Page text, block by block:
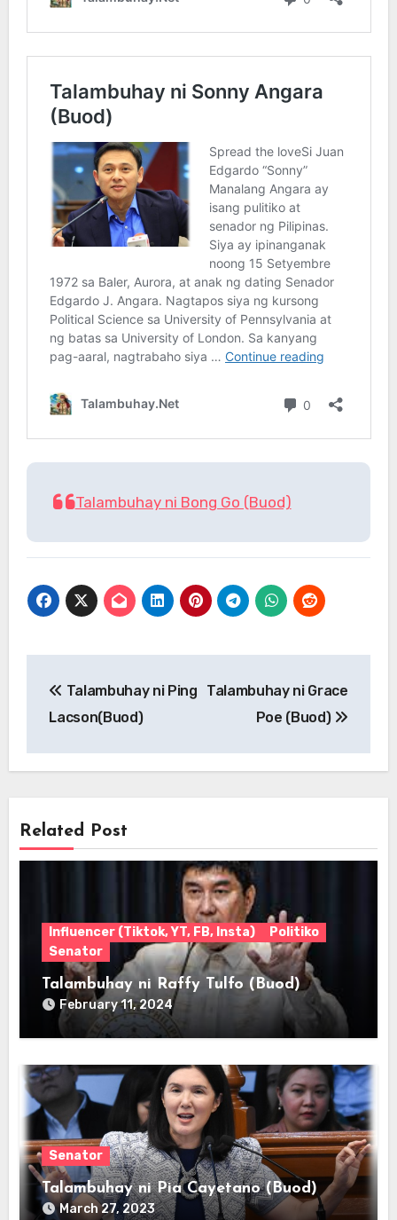
Talambuhay ni Bong Go (Buod)
navigation
Talambuhay ni Ping
Lacson(Buod)
Talambuhay ni Grace
Poe (Buod)
Related Post
Influencer (Tiktok, YT, FB, Insta)
Politiko
Senator
Talambuhay ni Raffy Tulfo (Buod)
February 11, 2024
Senator
Talambuhay ni Pia Cayetano (Buod)
March 27, 2023